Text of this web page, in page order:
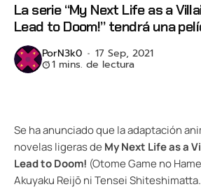
La serie “My Next Life as a
Lead to Doom!” tendrá una
PorN3k0 17 Sep, 2021
1 mins. de lectura
Se ha anunciado que la adaptación
novelas ligeras de My Next Life as a
Lead to Doom! (Otome Game no
Akuyaku Reijō ni Tensei